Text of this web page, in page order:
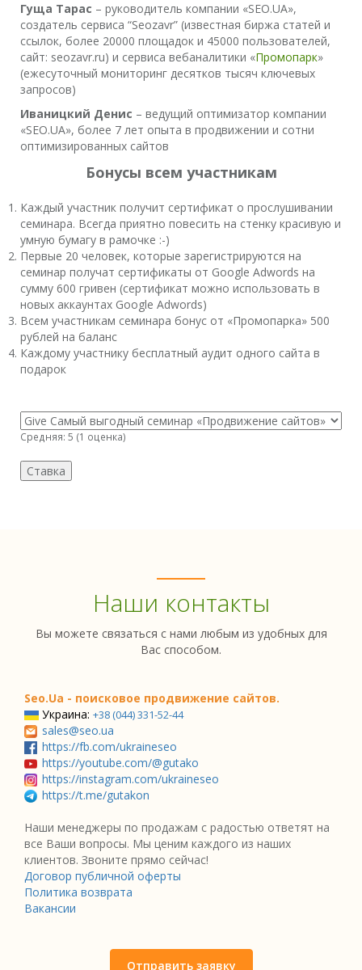
Гуща Тарас – руководитель компании «SEO.UA»,
создатель сервиса “Seozavr” (известная биржа статей и
ссылок, более 20000 площадок и 45000 пользователей,
сайт: seozavr.ru) и сервиса вебаналитики «Промопарк»
(ежесуточный мониторинг десятков тысяч ключевых
запросов)
Иваницкий Денис – ведущий оптимизатор компании
«SEO.UA», более 7 лет опыта в продвижении и сотни
оптимизированных сайтов
Бонусы всем участникам
Каждый участник получит сертификат о прослушивании
семинара. Всегда приятно повесить на стенку красивую и
умную бумагу в рамочке :-)
Первые 20 человек, которые зарегистрируются на
семинар получат сертификаты от Google Adwords на
сумму 600 гривен (сертификат можно использовать в
новых аккаунтах Google Adwords)
Всем участникам семинара бонус от «Промопарка» 500
рублей на баланс
Каждому участнику бесплатный аудит одного сайта в
подарок
Средняя: 5 (1 оценка)
Наши контакты
Вы можете связаться с нами любым из удобных для
Вас способом.
Seo.Ua - поисковое продвижение сайтов.
Украина: +38 (044) 331-52-44
sales@seo.ua
https://fb.com/ukraineseo
https://youtube.com/@gutako
https://instagram.com/ukraineseo
https://t.me/gutakon
Наши менеджеры по продажам с радостью ответят на
все Ваши вопросы. Мы ценим каждого из наших
клиентов. Звоните прямо сейчас!
Договор публичной оферты
Политика возврата
Вакансии
Отправить заявку